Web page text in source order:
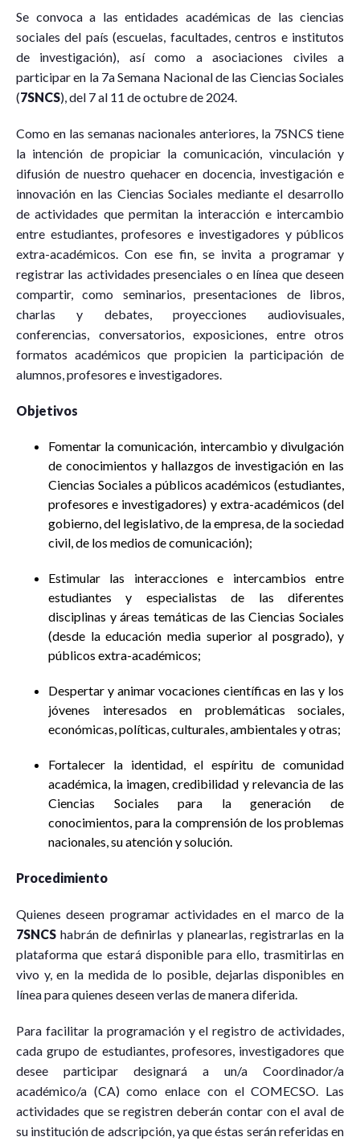
Se convoca a las entidades académicas de las ciencias
sociales del país (escuelas, facultades, centros e institutos
de investigación), así como a asociaciones civiles a
participar en la 7a Semana Nacional de las Ciencias Sociales
(7SNCS), del 7 al 11 de octubre de 2024.
Como en las semanas nacionales anteriores, la 7SNCS tiene
la intención de propiciar la comunicación, vinculación y
difusión de nuestro quehacer en docencia, investigación e
innovación en las Ciencias Sociales mediante el desarrollo
de actividades que permitan la interacción e intercambio
entre estudiantes, profesores e investigadores y públicos
extra-académicos. Con ese fin, se invita a programar y
registrar las actividades presenciales o en línea que deseen
compartir, como seminarios, presentaciones de libros,
charlas y debates, proyecciones audiovisuales,
conferencias, conversatorios, exposiciones, entre otros
formatos académicos que propicien la participación de
alumnos, profesores e investigadores.
Objetivos
Fomentar la comunicación, intercambio y divulgación
de conocimientos y hallazgos de investigación en las
Ciencias Sociales a públicos académicos (estudiantes,
profesores e investigadores) y extra-académicos (del
gobierno, del legislativo, de la empresa, de la sociedad
civil, de los medios de comunicación);
Estimular las interacciones e intercambios entre
estudiantes y especialistas de las diferentes
disciplinas y áreas temáticas de las Ciencias Sociales
(desde la educación media superior al posgrado), y
públicos extra-académicos;
Despertar y animar vocaciones científicas en las y los
jóvenes interesados en problemáticas sociales,
económicas, políticas, culturales, ambientales y otras;
Fortalecer la identidad, el espíritu de comunidad
académica, la imagen, credibilidad y relevancia de las
Ciencias Sociales para la generación de
conocimientos, para la comprensión de los problemas
nacionales, su atención y solución.
Procedimiento
Quienes deseen programar actividades en el marco de la
7SNCS habrán de definirlas y planearlas, registrarlas en la
plataforma que estará disponible para ello, trasmitirlas en
vivo y, en la medida de lo posible, dejarlas disponibles en
línea para quienes deseen verlas de manera diferida.
Para facilitar la programación y el registro de actividades,
cada grupo de estudiantes, profesores, investigadores que
desee participar designará a un/a Coordinador/a
académico/a (CA) como enlace con el COMECSO. Las
actividades que se registren deberán contar con el aval de
su institución de adscripción, ya que éstas serán referidas en